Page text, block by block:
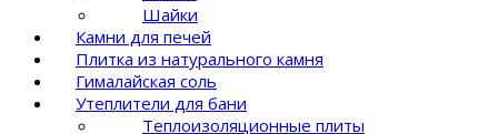
Шайки
Камни для печей
Плитка из натурального камня
Гималайская соль
Утеплители для бани
Теплоизоляционные плиты